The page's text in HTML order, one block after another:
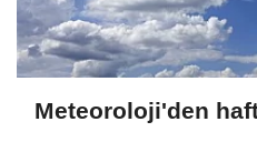
Meteoroloji'den